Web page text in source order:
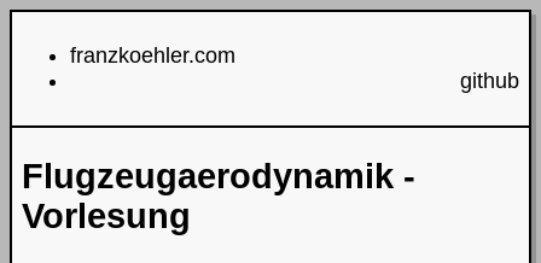
franzkoehler.com
github
Flugzeugaerodynamik -
Vorlesung